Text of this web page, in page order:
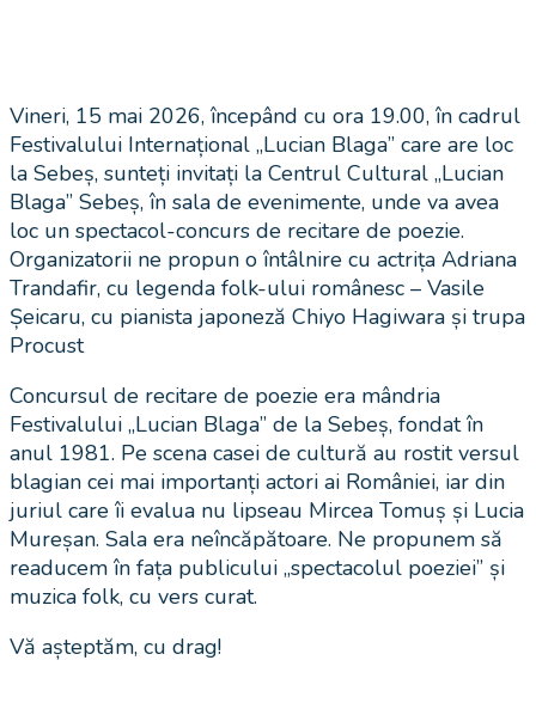
Vineri, 15 mai 2026, începând cu ora 19.00, în cadrul
Festivalului Internațional „Lucian Blaga” care are loc
la Sebeș, sunteți invitați la Centrul Cultural „Lucian
Blaga” Sebeș, în sala de evenimente, unde va avea
loc un spectacol-concurs de recitare de poezie.
Organizatorii ne propun o întâlnire cu actrița Adriana
Trandafir, cu legenda folk-ului românesc – Vasile
Șeicaru, cu pianista japoneză Chiyo Hagiwara și trupa
Procust
Concursul de recitare de poezie era mândria
Festivalului „Lucian Blaga” de la Sebeș, fondat în
anul 1981. Pe scena casei de cultură au rostit versul
blagian cei mai importanți actori ai României, iar din
juriul care îi evalua nu lipseau Mircea Tomuș și Lucia
Mureșan. Sala era neîncăpătoare. Ne propunem să
readucem în fața publicului „spectacolul poeziei” și
muzica folk, cu vers curat.
Vă așteptăm, cu drag!